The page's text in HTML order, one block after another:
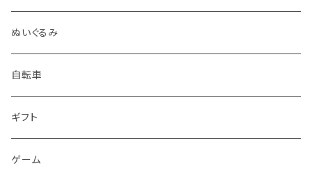
ぬいぐるみ
自転車
ギフト
ゲーム